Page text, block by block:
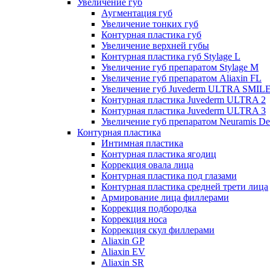
Увеличение губ
Аугментация губ
Увеличение тонких губ
Контурная пластика губ
Увеличение верхней губы
Контурная пластика губ Stylage L
Увеличение губ препаратом Stylage M
Увеличение губ препаратом Aliaxin FL
Увеличение губ Juvederm ULTRA
Контурная пластика Juvederm ULTRA 2
Контурная пластика Juvederm ULTRA 3
Увеличение губ препаратом Neuramis
Контурная пластика
Интимная пластика
Контурная пластика ягодиц
Коррекция овала лица
Контурная пластика под глазами
Контурная пластика средней трети лица
Армирование лица филлерами
Коррекция подбородка
Коррекция носа
Коррекция скул филлерами
Aliaxin GP
Aliaxin EV
Aliaxin SR